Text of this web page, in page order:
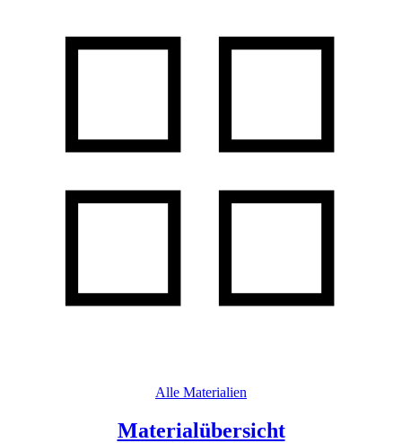
Alle Materialien
Materialübersicht